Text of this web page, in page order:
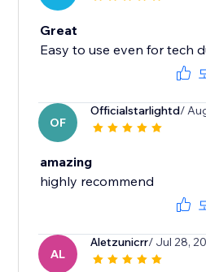
Great
Easy to use even for tech
OF
Officialstarlightd/
amazing
highly recommend
AL
Aletzunicrr/ Jul 28,